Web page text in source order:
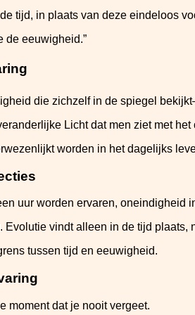
tijd, in plaats van deze eindeloos
de eeuwigheid.”
die zichzelf in de spiegel
Licht dat men ziet met het
worden in het dagelijks
uur worden ervaren, oneindigheid
Evolutie vindt alleen in de tijd plaats,
tussen tijd en eeuwigheid.
moment dat je nooit vergeet.